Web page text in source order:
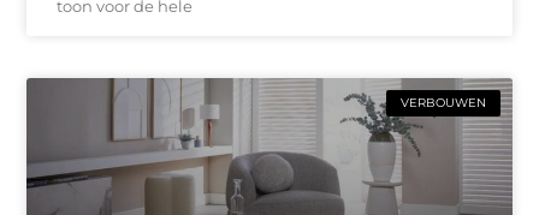
toon voor de hele
VERBOUWEN